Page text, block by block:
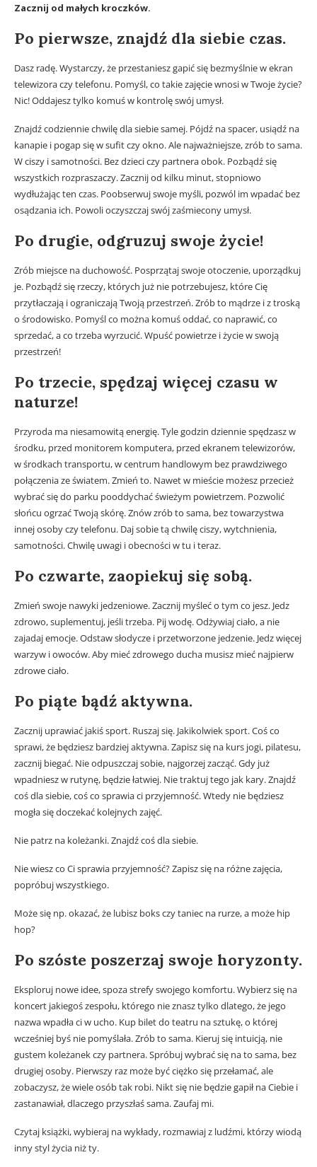
Zacznij od małych kroczków.
Po pierwsze, znajdź dla siebie czas.
Dasz radę. Wystarczy, że przestaniesz gapić się bezmyślnie w ekran
telewizora czy telefonu. Pomyśl, co takie zajęcie wnosi w Twoje życie?
Nic! Oddajesz tylko komuś w kontrolę swój umysł.
Znajdź codziennie chwilę dla siebie samej. Pójdź na spacer, usiądź na
kanapie i pogap się w sufit czy okno. Ale najważniejsze, zrób to sama.
W ciszy i samotności. Bez dzieci czy partnera obok. Pozbądź się
wszystkich rozpraszaczy. Zacznij od kilku minut, stopniowo
wydłużając ten czas. Poobserwuj swoje myśli, pozwól im wpadać bez
osądzania ich. Powoli oczyszczaj swój zaśmiecony umysł.
Po drugie, odgruzuj swoje życie!
Zrób miejsce na duchowość. Posprzątaj swoje otoczenie, uporządkuj
je. Pozbądź się rzeczy, których już nie potrzebujesz, które Cię
przytłaczają i ograniczają Twoją przestrzeń. Zrób to mądrze i z troską
o środowisko. Pomyśl co można komuś oddać, co naprawić, co
sprzedać, a co trzeba wyrzucić. Wpuść powietrze i życie w swoją
przestrzeń!
Po trzecie, spędzaj więcej czasu w
naturze!
Przyroda ma niesamowitą energię. Tyle godzin dziennie spędzasz w
środku, przed monitorem komputera, przed ekranem telewizorów,
w środkach transportu, w centrum handlowym bez prawdziwego
połączenia ze światem. Zmień to. Nawet w mieście możesz przecież
wybrać się do parku pooddychać świeżym powietrzem. Pozwolić
słońcu ogrzać Twoją skórę. Znów zrób to sama, bez towarzystwa
innej osoby czy telefonu. Daj sobie tą chwilę ciszy, wytchnienia,
samotności. Chwilę uwagi i obecności w tu i teraz.
Po czwarte, zaopiekuj się sobą.
Zmień swoje nawyki jedzeniowe. Zacznij myśleć o tym co jesz. Jedz
zdrowo, suplementuj, jeśli trzeba. Pij wodę. Odżywiaj ciało, a nie
zajadaj emocje. Odstaw słodycze i przetworzone jedzenie. Jedz więcej
warzyw i owoców. Aby mieć zdrowego ducha musisz mieć najpierw
zdrowe ciało.
Po piąte bądź aktywna.
Zacznij uprawiać jakiś sport. Ruszaj się. Jakikolwiek sport. Coś co
sprawi, że będziesz bardziej aktywna. Zapisz się na kurs jogi, pilatesu,
zacznij biegać. Nie odpuszczaj sobie, najgorzej zacząć. Gdy już
wpadniesz w rutynę, będzie łatwiej. Nie traktuj tego jak kary. Znajdź
coś dla siebie, coś co sprawia ci przyjemność. Wtedy nie będziesz
mogła się doczekać kolejnych zajęć.
Nie patrz na koleżanki. Znajdź coś dla siebie.
Nie wiesz co Ci sprawia przyjemność? Zapisz się na różne zajęcia,
popróbuj wszystkiego.
Może się np. okazać, że lubisz boks czy taniec na rurze, a może hip
hop?
Po szóste poszerzaj swoje horyzonty.
Eksploruj nowe idee, spoza strefy swojego komfortu. Wybierz się na
koncert jakiegoś zespołu, którego nie znasz tylko dlatego, że jego
nazwa wpadła ci w ucho. Kup bilet do teatru na sztukę, o której
wcześniej byś nie pomyślała. Zrób to sama. Kieruj się intuicją, nie
gustem koleżanek czy partnera. Spróbuj wybrać się na to sama, bez
drugiej osoby. Pierwszy raz może być ciężko się przełamać, ale
zobaczysz, że wiele osób tak robi. Nikt się nie będzie gapił na Ciebie i
zastanawiał, dlaczego przyszłaś sama. Zaufaj mi.
Czytaj książki, wybieraj na wykłady, rozmawiaj z ludźmi, którzy wiodą
inny styl życia niż ty.